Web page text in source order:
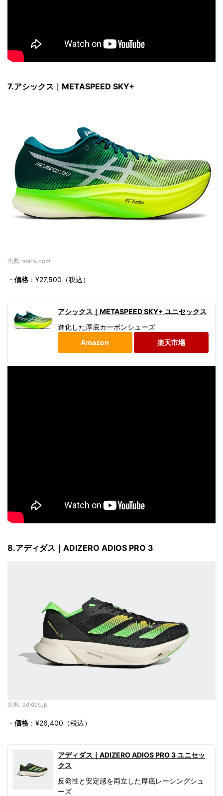
7.アシックス｜METASPEED SKY+
出典: asics.com
・ 価格 ：¥27,500（税込）
アシックス｜METASPEED SKY+ ユニセックス
進化した厚底カーボンシューズ
Amazon
楽天市場
8.アディダス｜ADIZERO ADIOS PRO 3
出典: adidas.jp
・ 価格 ：¥26,400（税込）
アディダス｜ADIZERO ADIOS PRO 3 ユニセッ
クス
反発性と安定感を両立した厚底レーシングシュ
ーズ